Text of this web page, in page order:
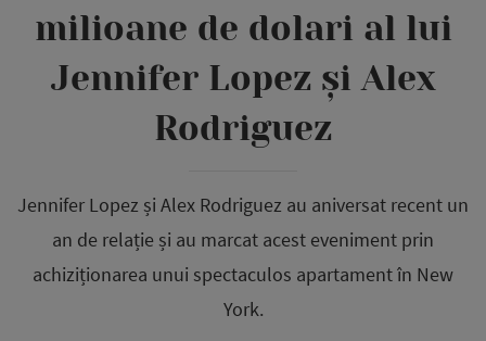
milioane de dolari al lui
Jennifer Lopez și Alex
Rodriguez
Jennifer Lopez și Alex Rodriguez au aniversat recent un
an de relație și au marcat acest eveniment prin
achiziționarea unui spectaculos apartament în New
York.